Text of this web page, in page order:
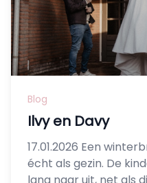
Blog
Ilvy en Davy
17.01.2026 Een
écht als gezin. De